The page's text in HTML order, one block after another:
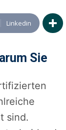
Linkedin
Sie
sind.